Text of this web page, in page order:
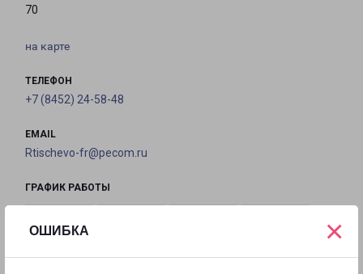
ОШИБКА ×
70
на карте
ТЕЛЕФОН
+7 (8452) 24-58-48
EMAIL
Rtischevo-fr@pecom.ru
ГРАФИК РАБОТЫ
18:00
18:00
18:00
18:00